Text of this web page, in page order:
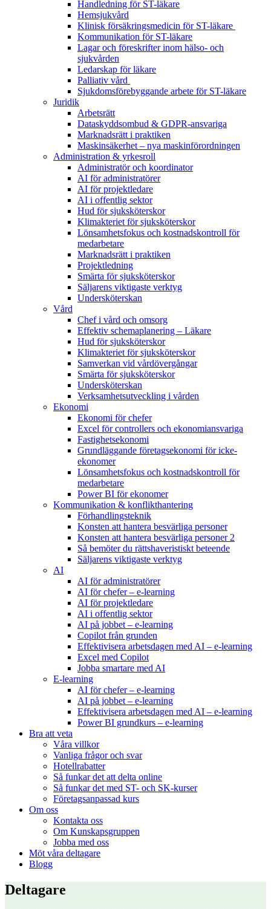
Handledning för ST-läkare
Hemsjukvård
Klinisk försäkringsmedicin för ST-läkare
Kommunikation för ST-läkare
Lagar och föreskrifter inom hälso- och
sjukvården
Ledarskap för läkare
Palliativ vård
Sjukdomsförebyggande arbete för ST-läkare
Juridik
Arbetsrätt
Dataskyddsombud & GDPR-ansvariga
Marknadsrätt i praktiken
Maskinsäkerhet – nya maskinförordningen
Administration & yrkesroll
Administratör och koordinator
AI för administratörer
AI för projektledare
AI i offentlig sektor
Hud för sjuksköterskor
Klimakteriet för sjuksköterskor
Lönsamhetsfokus och kostnadskontroll för
medarbetare
Marknadsrätt i praktiken
Projektledning
Smärta för sjuksköterskor
Säljarens viktigaste verktyg
Undersköterskan
Vård
Chef i vård och omsorg
Effektiv schemaplanering – Läkare
Hud för sjuksköterskor
Klimakteriet för sjuksköterskor
Samverkan vid vårdövergångar
Smärta för sjuksköterskor
Undersköterskan
Verksamhetsutveckling i vården
Ekonomi
Ekonomi för chefer
Excel för controllers och ekonomiansvariga
Fastighetsekonomi
Grundläggande företagsekonomi för icke-
ekonomer
Lönsamhetsfokus och kostnadskontroll för
medarbetare
Power BI för ekonomer
Kommunikation & konflikthantering
Förhandlingsteknik
Konsten att hantera besvärliga personer
Konsten att hantera besvärliga personer 2
Så bemöter du rättshaveristiskt beteende
Säljarens viktigaste verktyg
AI
AI för administratörer
AI för chefer – e-learning
AI för projektledare
AI i offentlig sektor
AI på jobbet – e-learning
Copilot från grunden
Effektivisera arbetsdagen med AI – e-learning
Excel med Copilot
Jobba smartare med AI
E-learning
AI för chefer – e-learning
AI på jobbet – e-learning
Effektivisera arbetsdagen med AI – e-learning
Power BI grundkurs – e-learning
Bra att veta
Våra villkor
Vanliga frågor och svar
Hotellrabatter
Så funkar det att delta online
Så funkar det med ST- och SK-kurser
Företagsanpassad kurs
Om oss
Kontakta oss
Om Kunskapsgruppen
Jobba med oss
Möt våra deltagare
Blogg
Deltagare